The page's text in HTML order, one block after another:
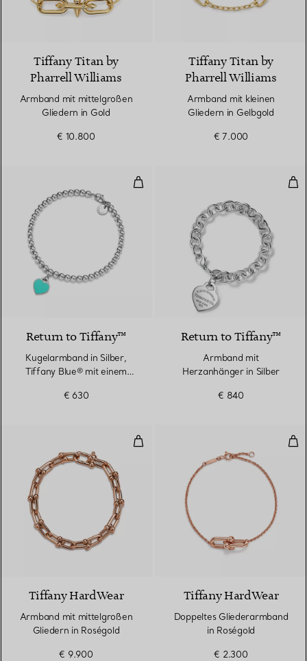
Tiffany Titan by
Pharrell Williams
Armband mit mittelgroßen
Gliedern in Gold
€ 10.800
Tiffany Titan by
Pharrell Williams
Armband mit kleinen
Gliedern in Gelbgold
€ 7.000
Kugelarmband in Silber, Tiffany
3 Farben
Return to Tiffany™
Kugelarmband in Silber,
Tiffany Blue® mit einem
€ 630
Return to Tiffany™
Armband mit
Herzanhänger in Silber
€ 840
Armband mit mittelgroßen
2 Materialien
Tiffany HardWear
Armband mit mittelgroßen
Gliedern in Roségold
€ 9.900
Tiffany HardWear
Doppeltes Gliederarmband
in Roségold
€ 2.300